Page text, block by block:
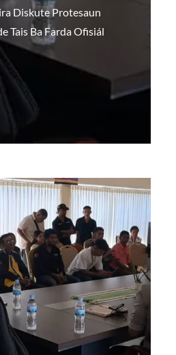
Diskute Protesaun
Tais Ba Farda Ofisiál